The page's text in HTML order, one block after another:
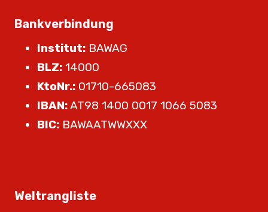
Bankverbindung
Institut: BAWAG
BLZ: 14000
KtoNr.: 01710-665083
IBAN:AT98 1400 0017 1066 5083
BIC: BAWAATWWXXX
Weltrangliste